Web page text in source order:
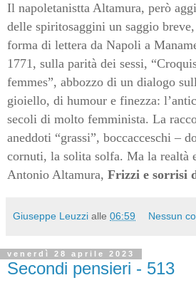
Il napoletanistta Altamura, però
delle spiritosaggini un saggio
forma di lettera da Napoli a
1771, sulla parità dei sessi,
femmes”, abbozzo di un dialogo
gioiello, di humour e finezza:
secoli di molto femminista. La
aneddoti “grassi”, boccacceschi –
cornuti, la solita solfa. Ma la realtà
Antonio Altamura, Frizzi e sorrisi
Giuseppe Leuzzi alle 06:59 Nessun
venerdì 28 aprile 2023
Secondi pensieri - 513